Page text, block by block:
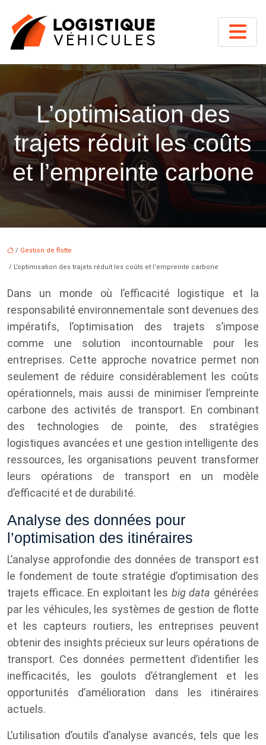
L’optimisation des
trajets réduit les coûts
et l’empreinte carbone
/ Gestion de flotte
/ L’optimisation des trajets réduit les coûts et l’empreinte carbone
Dans un monde où l’efficacité logistique et la
responsabilité environnementale sont devenues des
impératifs, l’optimisation des trajets s’impose
comme une solution incontournable pour les
entreprises. Cette approche novatrice permet non
seulement de réduire considérablement les coûts
opérationnels, mais aussi de minimiser l’empreinte
carbone des activités de transport. En combinant
des technologies de pointe, des stratégies
logistiques avancées et une gestion intelligente des
ressources, les organisations peuvent transformer
leurs opérations de transport en un modèle
d’efficacité et de durabilité.
Analyse des données pour
l’optimisation des itinéraires
L’analyse approfondie des données de transport est
le fondement de toute stratégie d’optimisation des
trajets efficace. En exploitant les big data générées
par les véhicules, les systèmes de gestion de flotte
et les capteurs routiers, les entreprises peuvent
obtenir des insights précieux sur leurs opérations de
transport. Ces données permettent d’identifier les
inefficacités, les goulots d’étranglement et les
opportunités d’amélioration dans les itinéraires
actuels.
L’utilisation d’outils d’analyse avancés, tels que les